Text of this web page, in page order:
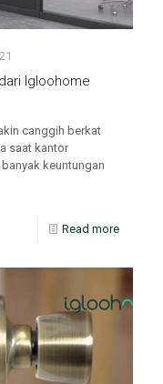
Igloohome
canggih berkat
saat kantor
keuntungan
Read more